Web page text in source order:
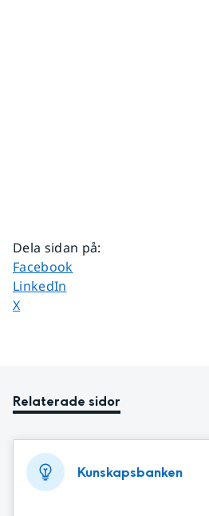
Dela sidan på:
Dela sidan på
Facebook
Dela sidan på
LinkedIn
Dela sidan på
X
Relaterade sidor
Kunskapsbanken